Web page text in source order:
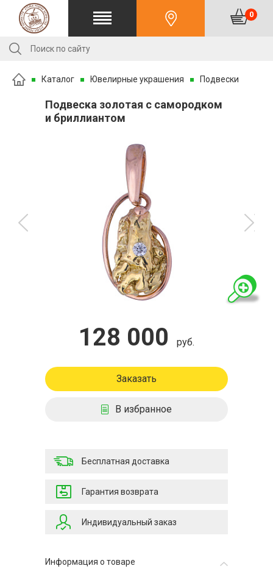
0
Каталог Ювелирные украшения Подвески
Подвеска золотая с самородком
и бриллиантом
128 000 руб.
Заказать
В избранное
Бесплатная доставка
Гарантия возврата
Индивидуальный заказ
Информация о товаре